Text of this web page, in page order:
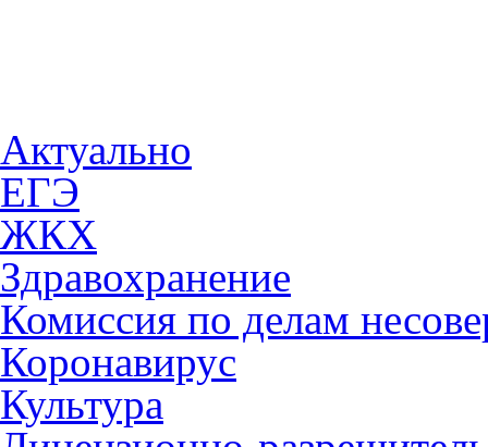
Актуально
ЕГЭ
ЖКХ
Здравохранение
Комиссия по делам
Коронавирус
Культура